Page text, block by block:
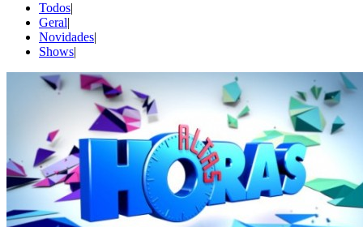
Todos|
Geral|
Novidades|
Shows|